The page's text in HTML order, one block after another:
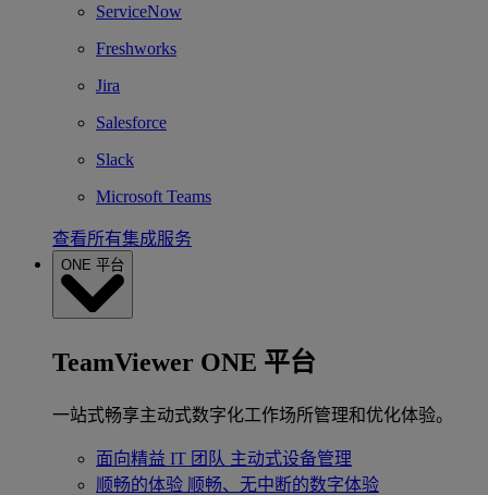
ServiceNow
Freshworks
Jira
Salesforce
Slack
Microsoft Teams
查看所有集成服务
ONE 平台
TeamViewer ONE 平台
一站式畅享主动式数字化工作场所管理和优化体验。
面向精益 IT 团队 主动式设备管理
顺畅的体验 顺畅、无中断的数字体验